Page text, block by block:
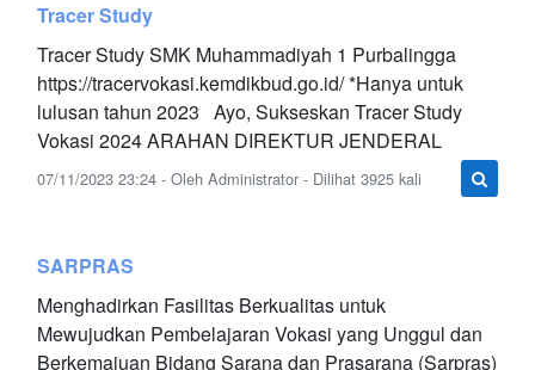
Tracer Study
Tracer Study SMK Muhammadiyah 1 Purbalingga
https://tracervokasi.kemdikbud.go.id/ *Hanya untuk
lulusan tahun 2023 Ayo, Sukseskan Tracer Study
Vokasi 2024 ARAHAN DIREKTUR JENDERAL
07/11/2023 23:24 - Oleh Administrator - Dilihat 3925 kali
SARPRAS
Menghadirkan Fasilitas Berkualitas untuk
Mewujudkan Pembelajaran Vokasi yang Unggul dan
Berkemajuan Bidang Sarana dan Prasarana (Sarpras)